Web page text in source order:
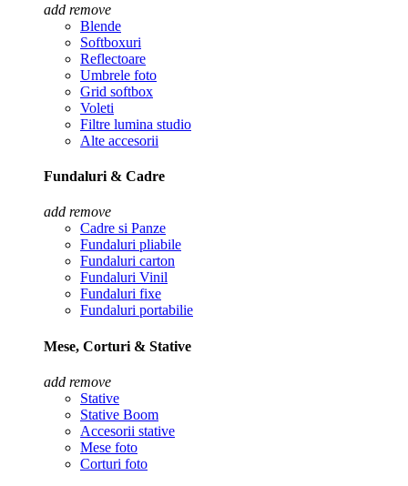
add remove
Blende
Softboxuri
Reflectoare
Umbrele foto
Grid softbox
Voleti
Filtre lumina studio
Alte accesorii
Fundaluri & Cadre
add remove
Cadre si Panze
Fundaluri pliabile
Fundaluri carton
Fundaluri Vinil
Fundaluri fixe
Fundaluri portabilie
Mese, Corturi & Stative
add remove
Stative
Stative Boom
Accesorii stative
Mese foto
Corturi foto